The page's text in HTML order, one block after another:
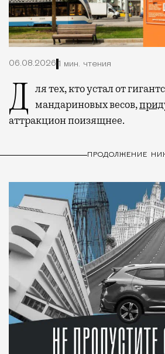
06.08.2026 1 мин. чтения
Для тех, кто устал от гигантских вишен и мандариновых весов,
аттракцион поизящнее.
ПРОДОЛЖЕНИЕ